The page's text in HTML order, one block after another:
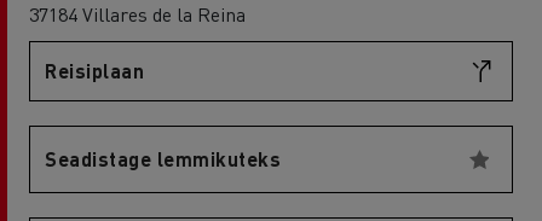
37184 Villares de la Reina
Reisiplaan
Seadistage lemmikuteks